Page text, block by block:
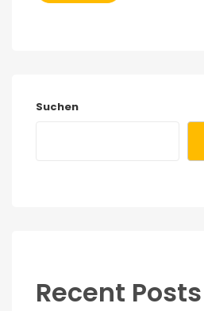
Suchen
Recent Posts